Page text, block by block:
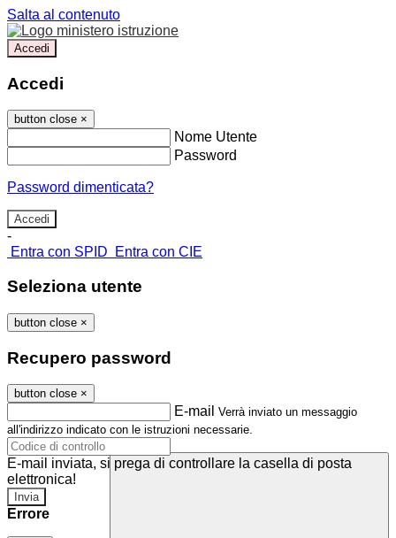
Salta al contenuto
Accedi
Accedi
button close ×
Nome Utente
Password
Password dimenticata?
-
Entra con SPID
Entra con CIE
Seleziona utente
button close ×
Recupero password
button close ×
E-mail Verrà inviato un messaggio
all'indirizzo indicato con le istruzioni necessarie.
E-mail inviata, si prega di controllare la casella di posta
elettronica!
Errore